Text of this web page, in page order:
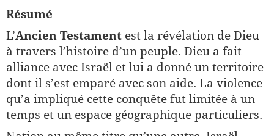
Résumé
L’Ancien Testament est la révélation de Dieu
à travers l’histoire d’un peuple. Dieu a fait
alliance avec Israël et lui a donné un territoire
dont il s’est emparé avec son aide. La violence
qu’a impliqué cette conquête fut limitée à un
temps et un espace géographique particuliers.